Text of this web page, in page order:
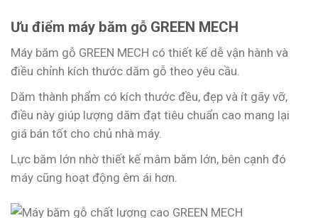
Ưu điểm máy băm gỗ GREEN MECH
Máy băm gỗ GREEN MECH có thiết kế dễ vận hành và
điều chỉnh kích thước dăm gỗ theo yêu cầu.
Dăm thành phẩm có kích thước đều, đẹp và ít gãy vỡ,
điều này giúp lượng dăm đạt tiêu chuẩn cao mang lại
giá bán tốt cho chủ nhà máy.
Lực băm lớn nhờ thiết kế mâm băm lớn, bên cạnh đó
máy cũng hoạt động êm ái hơn.